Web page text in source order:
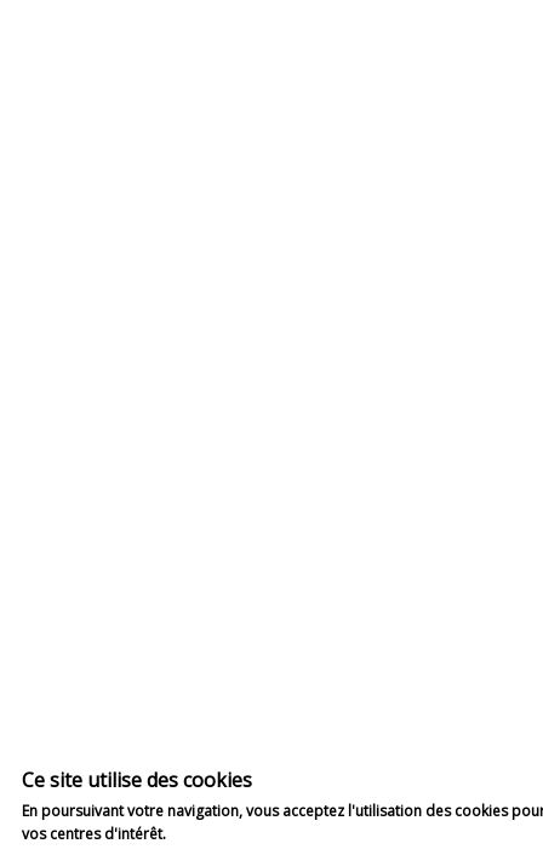
Ce site utilise des cookies
En poursuivant votre navigation, vous acceptez l'utilisation des cookies
vos centres d'intérêt.